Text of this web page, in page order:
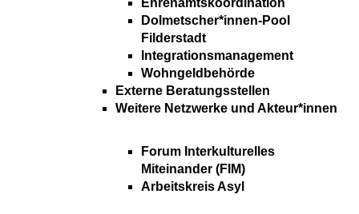
Ehrenamtskoordination
Dolmetscher*innen-Pool
Filderstadt
Integrationsmanagement
Wohngeldbehörde
Externe Beratungsstellen
Weitere Netzwerke und Akteur*innen
Forum Interkulturelles
Miteinander (FIM)
Arbeitskreis Asyl